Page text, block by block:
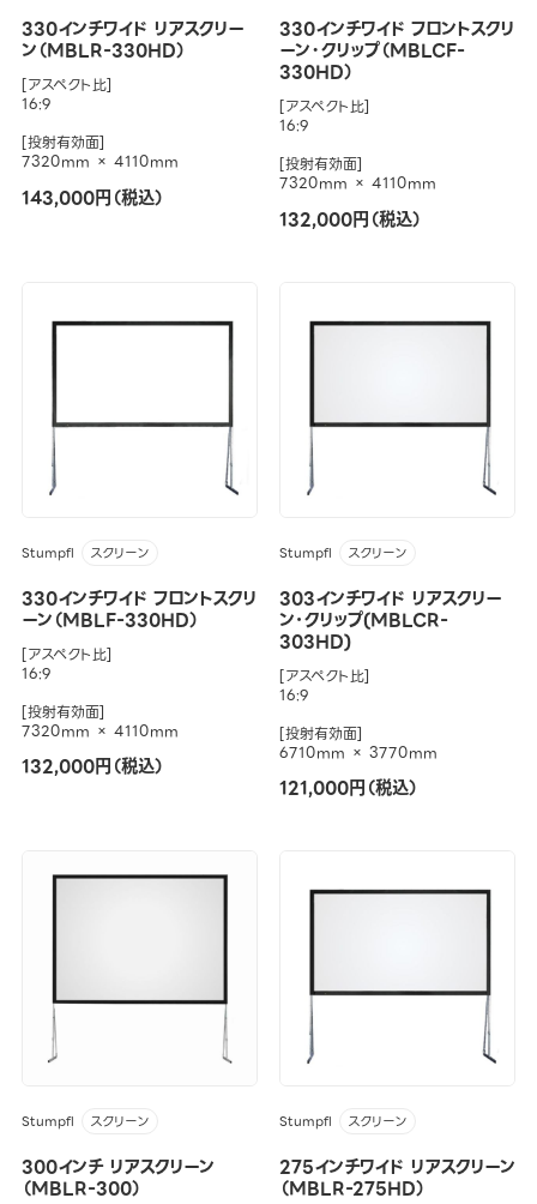
330インチワイド リアスクリー
ン（MBLR-330HD）
[アスペクト比]
16:9
[投射有効面]
7320mm × 4110mm
143,000円（税込）
330インチワイド フロントスクリ
ーン・クリップ（MBLCF-
330HD）
[アスペクト比]
16:9
[投射有効面]
7320mm × 4110mm
132,000円（税込）
Stumpfl スクリーン
330インチワイド フロントスクリ
ーン（MBLF-330HD）
[アスペクト比]
16:9
[投射有効面]
7320mm × 4110mm
132,000円（税込）
Stumpfl スクリーン
303インチワイド リアスクリー
ン･クリップ(MBLCR-
303HD)
[アスペクト比]
16:9
[投射有効面]
6710mm × 3770mm
121,000円（税込）
Stumpfl スクリーン
300インチ リアスクリーン
（MBLR-300）
Stumpfl スクリーン
275インチワイド リアスクリーン
（MBLR-275HD）